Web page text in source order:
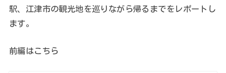
駅、江津市の観光地を巡りながら帰るまでをレポートし
ます。
前編はこちら